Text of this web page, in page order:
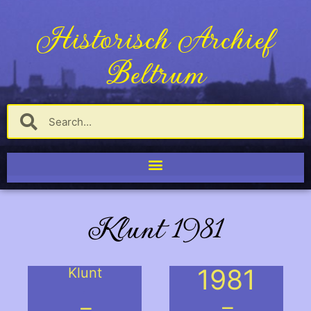
Historisch Archief
Beltrum
Klunt 1981
Klunt
1981